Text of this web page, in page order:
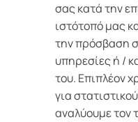
σας κατά την
ιστότοπό μας
την πρόσβαση
υπηρεσίες ή /
του. Επιπλέον
για
αναλύουμε τον